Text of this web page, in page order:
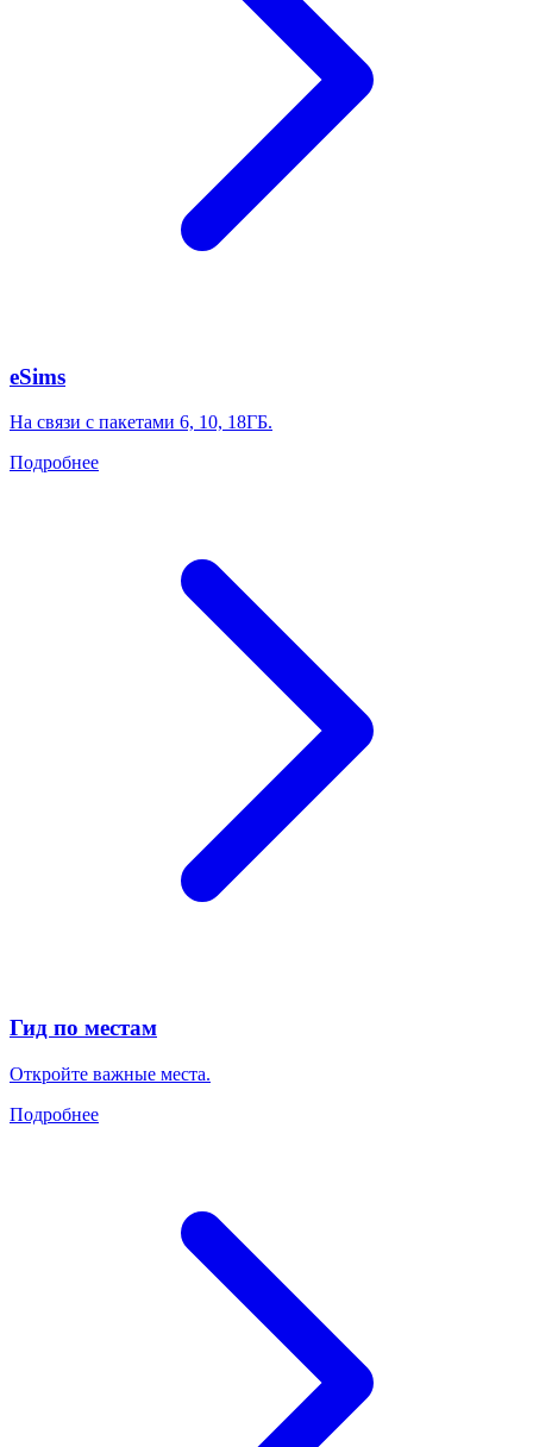
eSims
На связи с пакетами 6, 10, 18ГБ.
Подробнее
Гид по местам
Откройте важные места.
Подробнее